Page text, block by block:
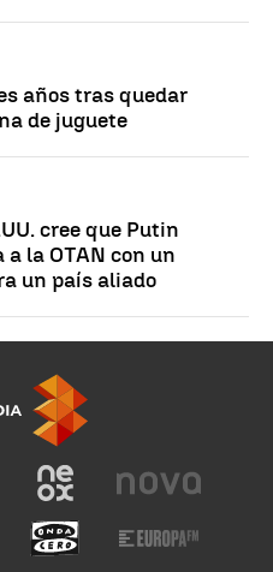
años tras quedar
de juguete
cree que Putin
la OTAN con un
un país aliado